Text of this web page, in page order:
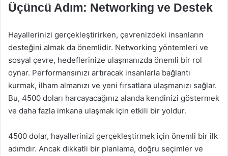
Üçüncü Adım: Networking ve Destek
Hayallerinizi gerçekleştirirken, çevrenizdeki insanların
desteğini almak da önemlidir. Networking yöntemleri ve
sosyal çevre, hedeflerinize ulaşmanızda önemli bir rol
oynar. Performansınızı artıracak insanlarla bağlantı
kurmak, ilham almanızı ve yeni fırsatlara ulaşmanızı sağlar.
Bu, 4500 doları harcayacağınız alanda kendinizi göstermek
ve daha fazla imkana ulaşmak için etkili bir yoldur.
4500 dolar, hayallerinizi gerçekleştirmek için önemli bir ilk
adımdır. Ancak dikkatli bir planlama, doğru seçimler ve